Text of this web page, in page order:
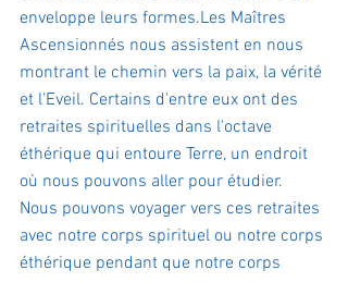
enveloppe leurs formes.Les Maîtres
Ascensionnés nous assistent en nous
montrant le chemin vers la paix, la vérité
et l'Eveil. Certains d'entre eux ont des
retraites spirituelles dans l'octave
éthérique qui entoure Terre, un endroit
où nous pouvons aller pour étudier.
Nous pouvons voyager vers ces retraites
avec notre corps spirituel ou notre corps
éthérique pendant que notre corps